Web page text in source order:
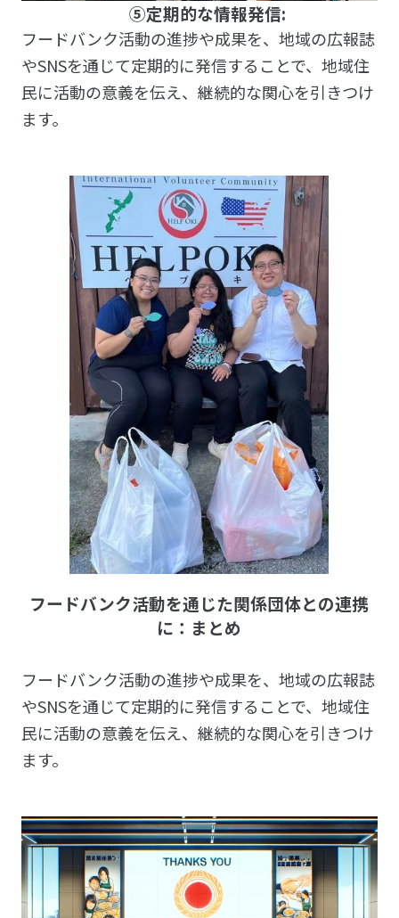
⑤定期的な情報発信:
フードバンク活動の進捗や成果を、地域の広報誌
やSNSを通じて定期的に発信することで、地域住
民に活動の意義を伝え、継続的な関心を引きつけ
ます。
フードバンク活動を通じた関係団体との連携
に：まとめ
フードバンク活動の進捗や成果を、地域の広報誌
やSNSを通じて定期的に発信することで、地域住
民に活動の意義を伝え、継続的な関心を引きつけ
ます。